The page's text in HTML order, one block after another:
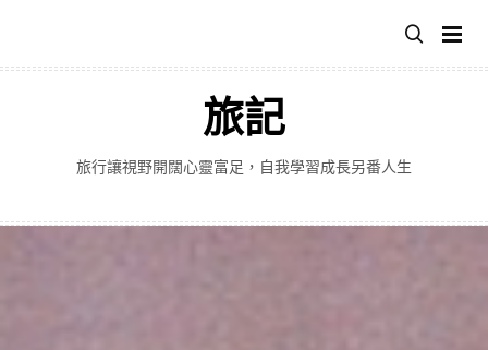
主
旅記
旅行讓視野開闊心靈富足，自我學習成長另番人生